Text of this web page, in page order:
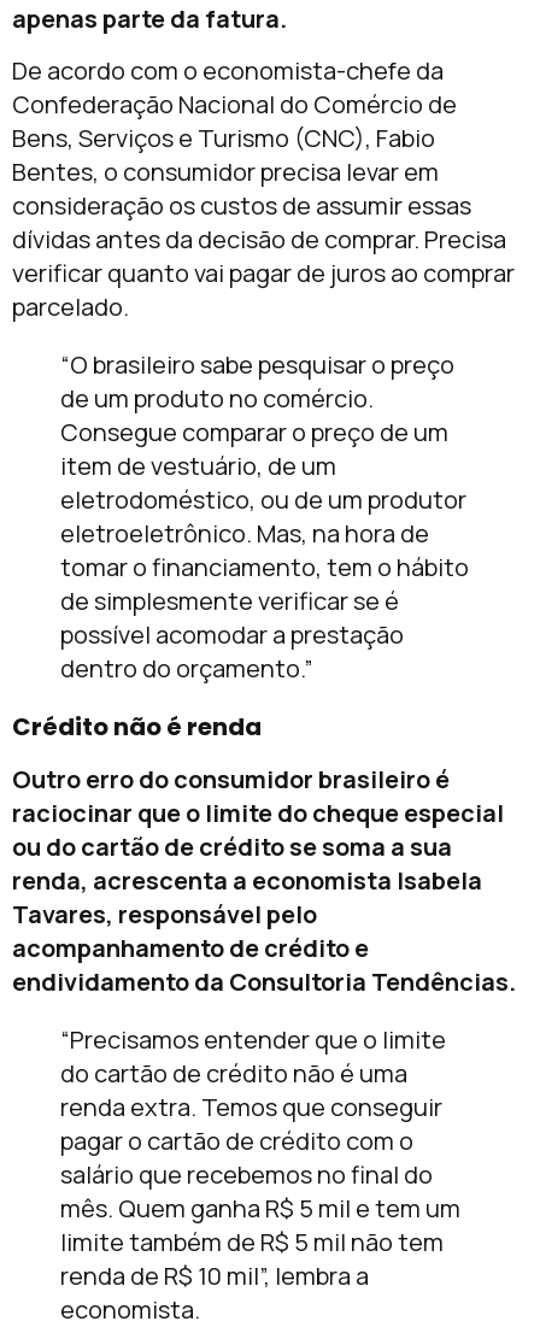
apenas parte da fatura.
De acordo com o economista-chefe da
Confederação Nacional do Comércio de
Bens, Serviços e Turismo (CNC), Fabio
Bentes, o consumidor precisa levar em
consideração os custos de assumir essas
dívidas antes da decisão de comprar. Precisa
verificar quanto vai pagar de juros ao comprar
parcelado.
“O brasileiro sabe pesquisar o preço
de um produto no comércio.
Consegue comparar o preço de um
item de vestuário, de um
eletrodoméstico, ou de um produtor
eletroeletrônico. Mas, na hora de
tomar o financiamento, tem o hábito
de simplesmente verificar se é
possível acomodar a prestação
dentro do orçamento.”
Crédito não é renda
Outro erro do consumidor brasileiro é
raciocinar que o limite do cheque especial
ou do cartão de crédito se soma a sua
renda, acrescenta a economista Isabela
Tavares, responsável pelo
acompanhamento de crédito e
endividamento da Consultoria Tendências.
“Precisamos entender que o limite
do cartão de crédito não é uma
renda extra. Temos que conseguir
pagar o cartão de crédito com o
salário que recebemos no final do
mês. Quem ganha R$ 5 mil e tem um
limite também de R$ 5 mil não tem
renda de R$ 10 mil”, lembra a
economista.